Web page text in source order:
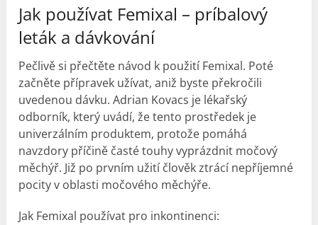
Jak používat Femixal – príbalový
leták a dávkování
Pečlivě si přečtěte návod k použití Femixal. Poté
začněte přípravek užívat, aniž byste překročili
uvedenou dávku. Adrian Kovacs je lékařský
odborník, který uvádí, že tento prostředek je
univerzálním produktem, protože pomáhá
navzdory příčině časté touhy vyprázdnit močový
měchýř. Již po prvním užití člověk ztrácí nepříjemné
pocity v oblasti močového měchýře.
Jak Femixal používat pro inkontinenci: